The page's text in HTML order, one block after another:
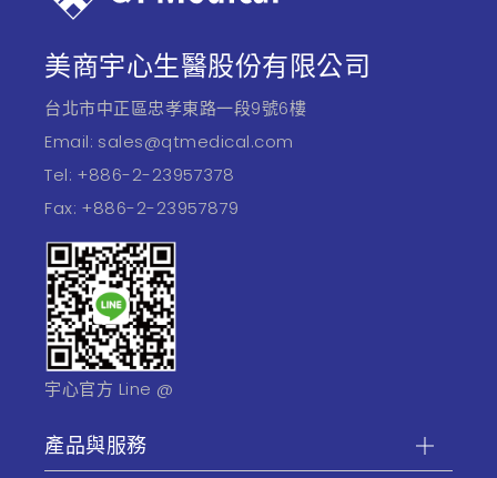
產品與服務
美商宇心生醫股份有限公司
台北市中正區忠孝東路一段9號6樓
Email: sales@qtmedical.com
Tel: +886-2-23957378
Fax: +886-2-23957879
宇心官方 Line @